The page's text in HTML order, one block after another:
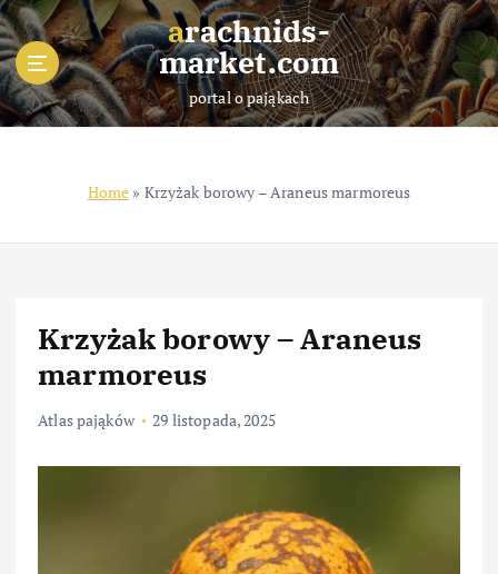
S
k
i
p
t
t
arachnids-
market.com
portal o pająkach
Home » Krzyżak borowy – Araneus marmoreus
Krzyżak borowy – Araneus
marmoreus
Atlas pająków 29 listopada, 2025